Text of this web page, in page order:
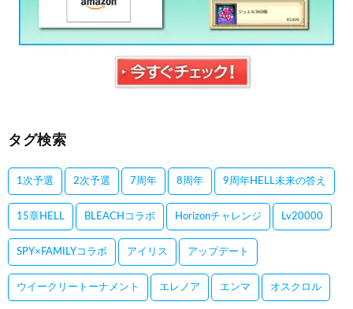
タグ検索
1次予選 2次予選 7周年 8周年 9周年HELL未来の答え
15章HELL BLEACHコラボ Horizonチャレンジ Lv20000
SPY×FAMILYコラボ アイリス アップデート
ウイークリートーナメント エレノア エンマ オスクロル